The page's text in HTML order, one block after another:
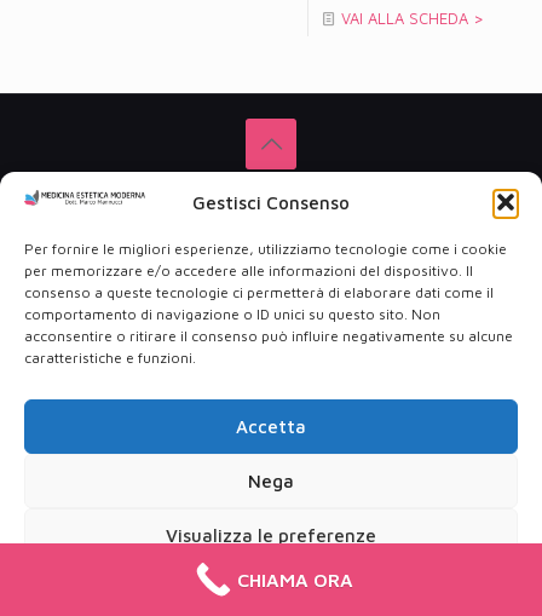
Gestisci Consenso
Per fornire le migliori esperienze, utilizziamo tecnologie come i cookie
per memorizzare e/o accedere alle informazioni del dispositivo. Il
consenso a queste tecnologie ci permetterà di elaborare dati come il
comportamento di navigazione o ID unici su questo sito. Non
acconsentire o ritirare il consenso può influire negativamente su alcune
caratteristiche e funzioni.
Accetta
Nega
Visualizza le preferenze
Cookie PolicyPrivacy Policy
VAI ALLA SCHEDA >
© 2001 Medicina Estetica del Dott. Marco Mannucci – Via
Tuscolana, 346 00181 Roma - PIVA: 09553311003
CHIAMA ORA